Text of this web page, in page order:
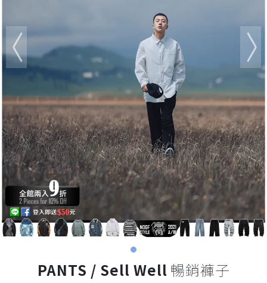
PANTS / Sell Well 暢銷褲子